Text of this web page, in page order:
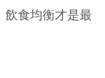
飲食均衡才是最